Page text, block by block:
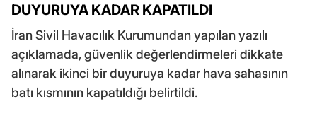
DUYURUYA KADAR KAPATILDI
İran Sivil Havacılık Kurumundan yapılan yazılı
açıklamada, güvenlik değerlendirmeleri dikkate
alınarak ikinci bir duyuruya kadar hava sahasının
batı kısmının kapatıldığı belirtildi.